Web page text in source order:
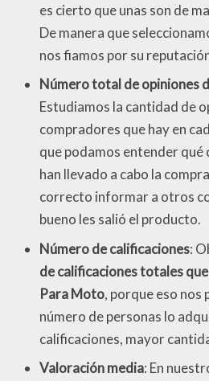
es cierto que unas son de
De manera que
nos fiamos por su
Número total de opiniones
Estudiamos la cantidad de
compradores que hay en
que podamos entender qué
han llevado a cabo la
correcto informar a otros
bueno les salió el producto.
Número de calificaciones:
de calificaciones totales
Para Moto, porque eso nos
número de personas lo
calificaciones, mayor
Valoración media: En